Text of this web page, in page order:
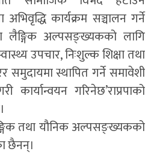
कार्यक्रम सञ्चालन गर्ने
लैङ्गिक अल्पसङ्ख्यकको लागि
उपचार, निःशुल्क शिक्षा तथा
स्थापित गर्ने समावेशी
कार्यान्वयन गरिनेछ’राप्रपाको
तथा यौनिक अल्पसङ्ख्यकको
छैनन्।